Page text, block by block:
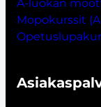
A-luokan
Mopokurssit